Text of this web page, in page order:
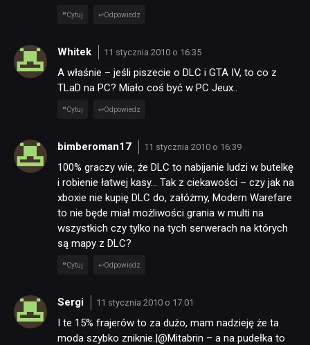
Cytuj Odpowiedz
Whitek 11 stycznia 2010 o 16:35
A właśnie – jeśli piszecie o DLC i GTA IV, to co z
TLaD na PC? Miało coś być w PC Jeux..
Cytuj Odpowiedz
bimberoman17 11 stycznia 2010 o 16:39
100% graczy wie, że DLC to nabijanie ludzi w butelkę
i robienie łatwej kasy… Tak z ciekawości – czy jak na
xboxie nie kupię DLC do, załóżmy, Modern Warefare
to nie będe miał możliwości grania w multi na
wszystkich czy tylko na tych serwerach na których
są mapy z DLC?
Cytuj Odpowiedz
Sergi 11 stycznia 2010 o 17:01
I te 15% frajerów to za dużo, mam nadzieję że ta
moda szybko zniknie.|@Mitabrin – a na pudełka to